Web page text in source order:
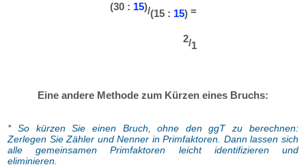
(30 : 15)/(15 : 15)=
2/1
Eine andere Methode zum Kürzen eines Bruchs:
* So kürzen Sie einen Bruch, ohne den ggT zu berechnen:
Zerlegen Sie Zähler und Nenner in Primfaktoren. Dann lassen sich
alle gemeinsamen Primfaktoren leicht identifizieren und
eliminieren.